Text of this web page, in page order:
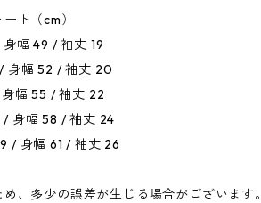
ト（cm）
幅 49 / 袖丈 19
身幅 52 / 袖丈 20
幅 55 / 袖丈 22
身幅 58 / 袖丈 24
/ 身幅 61 / 袖丈 26
、多少の誤差が生じる場合がございます。